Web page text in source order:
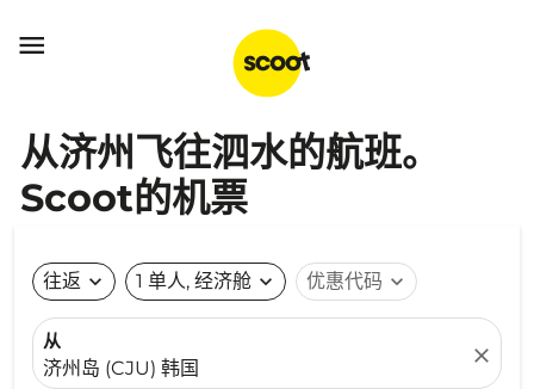

从济州飞往泗水的航班。
Scoot的机票
往返 expand_more 1 单人, 经济舱 expand_more 优惠代码 expand_more
从
济州岛 (CJU) 韩国
close